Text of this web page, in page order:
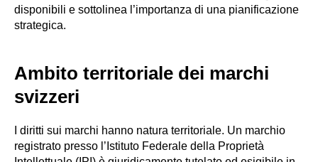
disponibili e sottolinea l’importanza di una pianificazione
strategica.
Ambito territoriale dei marchi
svizzeri
I diritti sui marchi hanno natura territoriale. Un marchio
registrato presso l’Istituto Federale della Proprietà